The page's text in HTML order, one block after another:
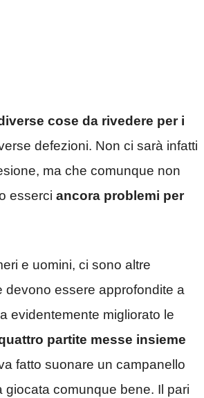
cose da rivedere per i
defezioni. Non ci sarà infatti
ma che comunque non
esserci ancora problemi per
e uomini, ci sono altre
devono essere approfondite a
evidentemente migliorato le
partite messe insieme
fatto suonare un campanello
giocata comunque bene. Il pari